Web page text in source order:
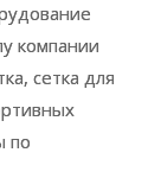
компании
сетка для
по
компании
сетка для
по